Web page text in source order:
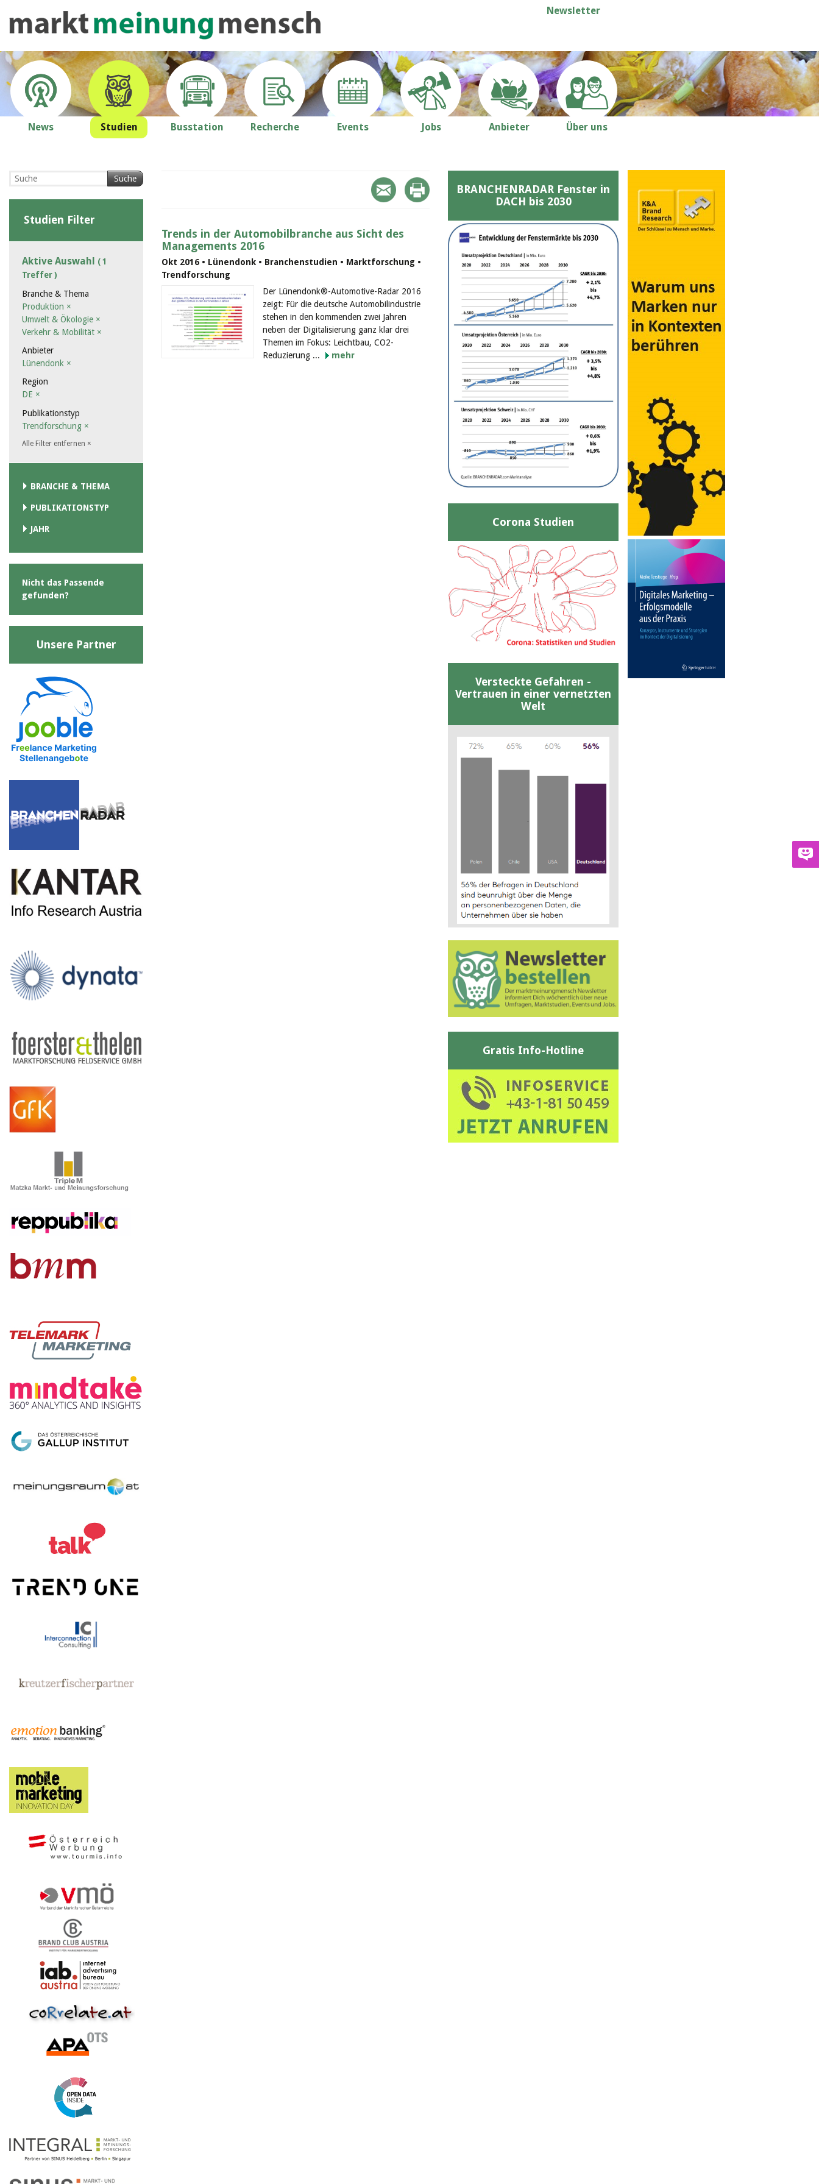
Newsletter
News Studien Busstation Recherche Events Jobs Anbieter Über uns
Trends in der Automobilbranche aus Sicht des
Managements 2016
Okt 2016 • Lünendonk • Branchenstudien • Marktforschung •
Trendforschung
Der Lünendonk®-Automotive-Radar 2016
zeigt: Für die deutsche Automobilindustrie
stehen in den kommenden zwei Jahren
neben der Digitalisierung ganz klar drei
Themen im Fokus: Leichtbau, CO2-
Reduzierung ...
mehr
Suche
Studien Filter
Aktive Auswahl ( 1
Treffer )
Branche & Thema
Produktion ×
Umwelt & Ökologie ×
Verkehr & Mobilität ×
Anbieter
Lünendonk ×
Region
DE ×
Publikationstyp
Trendforschung ×
Alle Filter entfernen ×
BRANCHE & THEMA
PUBLIKATIONSTYP
JAHR
Nicht das Passende
gefunden?
Unsere Partner
BRANCHENRADAR Fenster in
DACH bis 2030
Corona Studien
Versteckte Gefahren -
Vertrauen in einer vernetzten
Welt
Gratis Info-Hotline